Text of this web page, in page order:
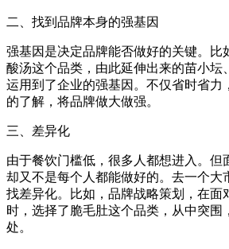
二、找到品牌本身的强基因
强基因是决定品牌能否做好的关键。比
酸汤这个品类，由此延伸出来的苗小坛
运用到了企业的强基因。不仅省时省力
的了解，将品牌做大做强。
三、差异化
由于餐饮门槛低，很多人都想进入。但
却又不是每个人都能做好的。去一个大
找差异化。比如，品牌战略策划，在面
时，选择了脆毛肚这个品类，从中突围
处。